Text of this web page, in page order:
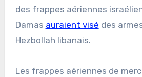
des frappes aériennes
Damas auraient visé des
Hezbollah libanais.
Les frappes aériennes de